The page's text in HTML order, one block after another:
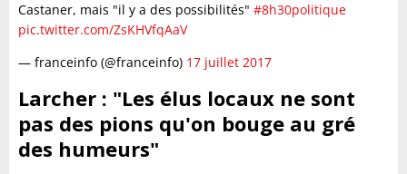
Castaner, mais "il y a des possibilités" #8h30politique
pic.twitter.com/ZsKHVfqAaV
— franceinfo (@franceinfo) 17 juillet 2017
Larcher : "Les élus locaux ne sont
pas des pions qu'on bouge au gré
des humeurs"